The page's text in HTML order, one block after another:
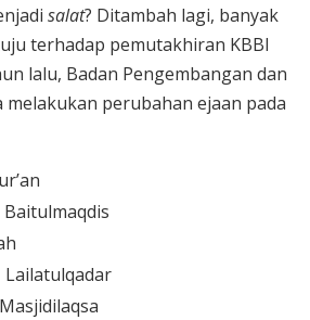
salat? Ditambah lagi, banyak
terhadap pemutakhiran KBBI
lalu, Badan Pengembangan dan
melakukan perubahan ejaan pada